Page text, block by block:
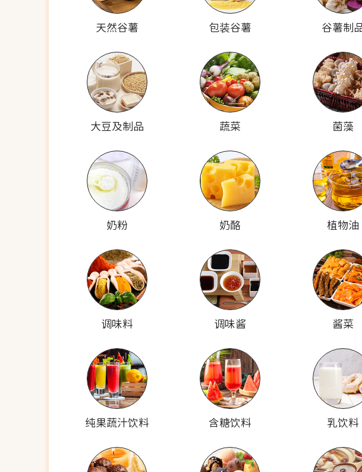
天然谷薯 包装谷薯 谷薯制
大豆及制品 蔬菜 菌藻
奶粉 奶酪 植物油
调味料 调味酱 酱菜
纯果蔬汁饮料 含糖饮料 乳饮料